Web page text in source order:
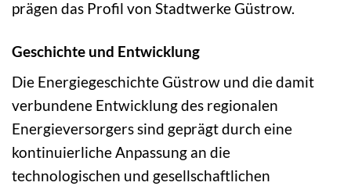
prägen das Profil von Stadtwerke Güstrow.
Geschichte und Entwicklung
Die Energiegeschichte Güstrow und die damit
verbundene Entwicklung des regionalen
Energieversorgers sind geprägt durch eine
kontinuierliche Anpassung an die
technologischen und gesellschaftlichen